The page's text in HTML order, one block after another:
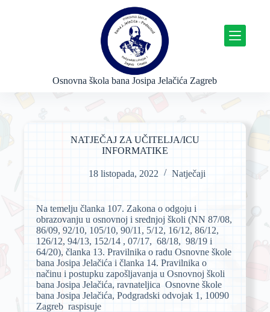
Osnovna škola bana Josipa Jelačića Zagreb
NATJEČAJ ZA UČITELJA/ICU
INFORMATIKE
18 listopada, 2022 Natječaji
Na temelju članka 107. Zakona o odgoju i
obrazovanju u osnovnoj i srednjoj školi (NN 87/08,
86/09, 92/10, 105/10, 90/11, 5/12, 16/12, 86/12,
126/12, 94/13, 152/14 , 07/17, 68/18, 98/19 i
64/20), članka 13. Pravilnika o radu Osnovne škole
bana Josipa Jelačića i članka 14. Pravilnika o
načinu i postupku zapošljavanja u Osnovnoj školi
bana Josipa Jelačića, ravnateljica Osnovne škole
bana Josipa Jelačića, Podgradski odvojak 1, 10090
Zagreb raspisuje